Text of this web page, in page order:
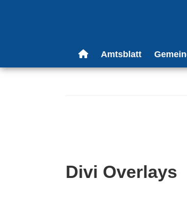
Amtsblatt
Divi Overlays